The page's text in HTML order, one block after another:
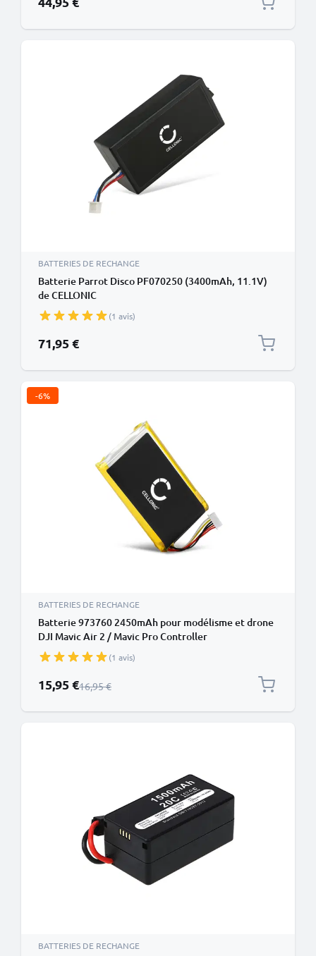
BATTERIES DE RECHANGE
Batterie Parrot Disco PF070250 (3400mAh, 11.1V)
de CELLONIC
(1 avis)
71,95 €
-6%
BATTERIES DE RECHANGE
Batterie 973760 2450mAh pour modélisme et drone
DJI Mavic Air 2 / Mavic Pro Controller
(1 avis)
Prix spécial
15,95 €Prix normal
16,95 €
BATTERIES DE RECHANGE